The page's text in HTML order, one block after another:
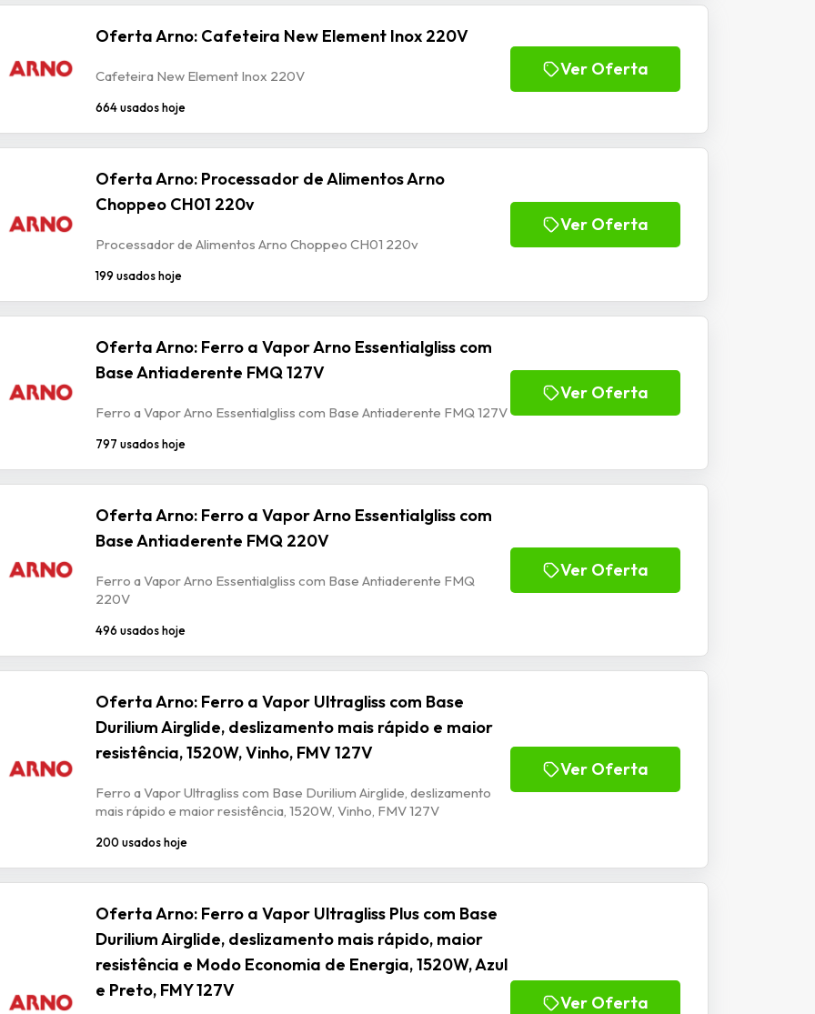
Oferta Arno: Cafeteira New Element Inox 220V
Cafeteira New Element Inox 220V
664 usados hoje
Ver Oferta
Oferta Arno: Processador de Alimentos Arno
Choppeo CH01 220v
Processador de Alimentos Arno Choppeo CH01 220v
199 usados hoje
Ver Oferta
Oferta Arno: Ferro a Vapor Arno Essentialgliss com
Base Antiaderente FMQ 127V
Ferro a Vapor Arno Essentialgliss com Base Antiaderente FMQ 127V
797 usados hoje
Ver Oferta
Oferta Arno: Ferro a Vapor Arno Essentialgliss com
Base Antiaderente FMQ 220V
Ferro a Vapor Arno Essentialgliss com Base Antiaderente FMQ
220V
496 usados hoje
Ver Oferta
Oferta Arno: Ferro a Vapor Ultragliss com Base
Durilium Airglide, deslizamento mais rápido e maior
resistência, 1520W, Vinho, FMV 127V
Ferro a Vapor Ultragliss com Base Durilium Airglide, deslizamento
mais rápido e maior resistência, 1520W, Vinho, FMV 127V
200 usados hoje
Ver Oferta
Oferta Arno: Ferro a Vapor Ultragliss Plus com Base
Durilium Airglide, deslizamento mais rápido, maior
resistência e Modo Economia de Energia, 1520W, Azul
e Preto, FMY 127V
Ver Oferta